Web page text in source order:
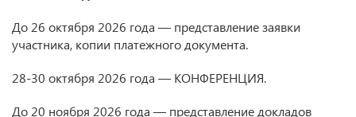
До 26 октября 2026 года — представление заявки
участника, копии платежного документа.
28-30 октября 2026 года — КОНФЕРЕНЦИЯ.
До 20 ноября 2026 года — представление докладов